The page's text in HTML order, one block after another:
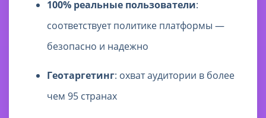
100% реальные пользователи:
соответствует политике платформы —
безопасно и надежно
Геотаргетинг: охват аудитории в более
чем 95 странах